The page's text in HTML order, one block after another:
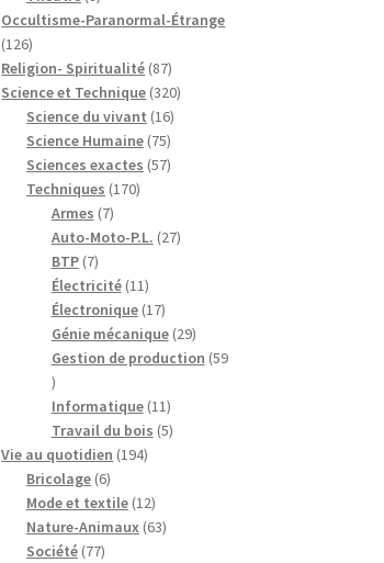
produits
Occultisme-Paranormal-Étrange
126126
produits
Religion- Spiritualité 8787
produits
Science et Technique 320320
Science du vivant 1616
produits
Science Humaine 7575
produits
Sciences exactes 5757
Techniques 170170
Armes 77
produits
Auto-Moto-P.L. 2727
BTP 77
produits
Électricité 1111
produits
Électronique 1717
produits
Génie mécanique 2929
produits
Gestion de production 59
59
produits
Informatique 1111
produits
Travail du bois 55
Vie au quotidien 194194
Bricolage 66
produits
Mode et textile 1212
produits
Nature-Animaux 6363
Société 7777